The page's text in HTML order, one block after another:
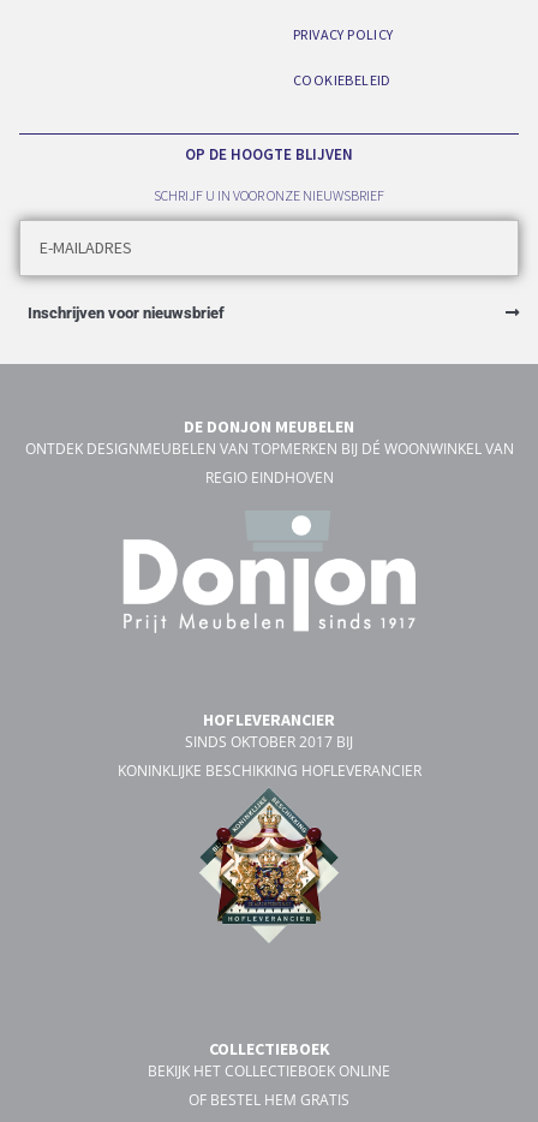
PRIVACY POLICY
COOKIEBELEID
OP DE HOOGTE BLIJVEN
SCHRIJF U IN VOOR ONZE NIEUWSBRIEF
Inschrijven voor nieuwsbrief
DE DONJON MEUBELEN
ONTDEK DESIGNMEUBELEN VAN TOPMERKEN BIJ DÉ WOONWINKEL VAN
REGIO EINDHOVEN
HOFLEVERANCIER
SINDS OKTOBER 2017 BIJ
KONINKLIJKE BESCHIKKING HOFLEVERANCIER
COLLECTIEBOEK
BEKIJK HET COLLECTIEBOEK ONLINE
OF BESTEL HEM GRATIS